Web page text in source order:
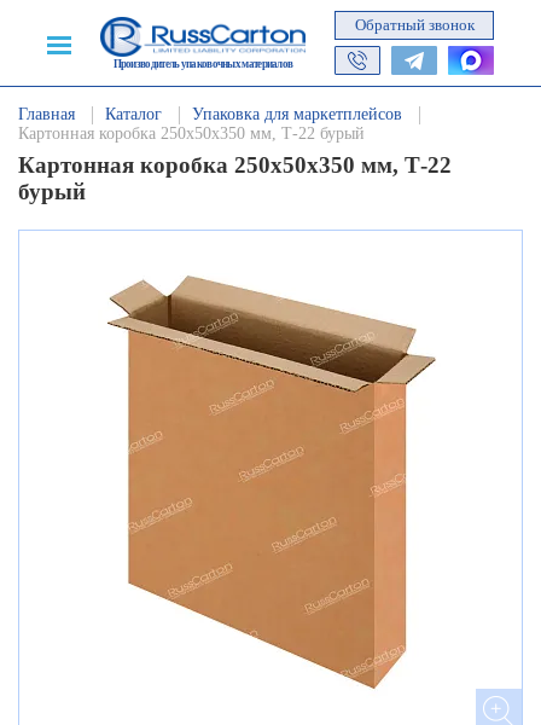
Производитель упаковочных материалов
Обратный звонок
Главная Каталог
Упаковка для маркетплейсов
Картонная коробка 250х50х350 мм, Т-22 бурый
Картонная коробка 250х50х350 мм, Т-22
бурый